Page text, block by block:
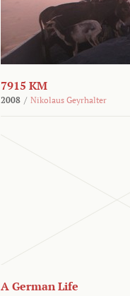
7915 KM
2008 / Nikolaus Geyrhalter
A German Life